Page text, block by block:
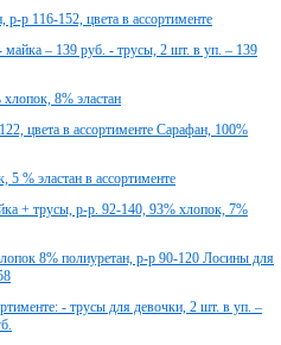
р 116-152, цвета в ассортименте
– 139 руб. - трусы, 2 шт. в уп. – 139
8% эластан
цвета в ассортименте Сарафан, 100%
5 % эластан в ассортименте
+ трусы, р-р. 92-140, 93% хлопок, 7%
8% полиуретан, р-р 90-120 Лосины для
- трусы для девочки, 2 шт. в уп. –